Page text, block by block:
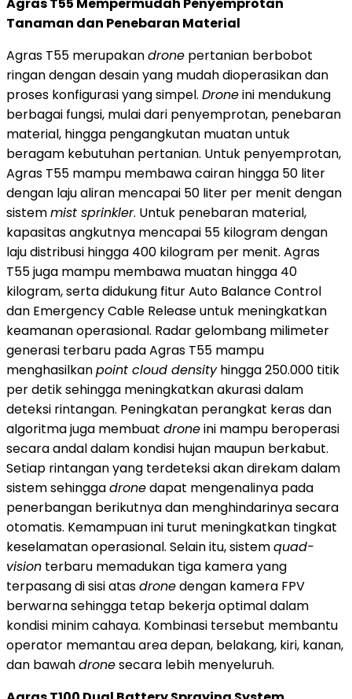
Tanaman dan Penebaran Material
Agras T55 merupakandrone pertanian berbobot
ringan dengan desain yang mudah dioperasikan dan
proses konfigurasi yang simpel. Droneini mendukung
berbagai fungsi, mulai dari penyemprotan, penebaran
material, hingga pengangkutan muatan untuk
beragam kebutuhan pertanian. Untuk penyemprotan,
Agras T55 mampu membawa cairan hingga 50 liter
dengan laju aliran mencapai 50 liter per menit dengan
sistemmist sprinkler. Untuk penebaran material,
kapasitas angkutnya mencapai 55 kilogram dengan
laju distribusi hingga 400 kilogram per menit. Agras
T55 juga mampu membawa muatan hingga 40
kilogram, serta didukung fitur Auto Balance Control
dan Emergency Cable Release untuk meningkatkan
keamanan operasional. Radar gelombang milimeter
generasi terbaru pada Agras T55 mampu
menghasilkanpoint cloud densityhingga 250.000 titik
per detik sehingga meningkatkan akurasi dalam
deteksi rintangan. Peningkatan perangkat keras dan
algoritma juga membuat droneini mampu beroperasi
secara andal dalam kondisi hujan maupun berkabut.
Setiap rintangan yang terdeteksi akan direkam dalam
sistem sehinggadronedapat mengenalinya pada
penerbangan berikutnya dan menghindarinya secara
otomatis. Kemampuan ini turut meningkatkan tingkat
keselamatan operasional. Selain itu, sistemquad-
vision terbaru memadukan tiga kamera yang
terpasang di sisi atasdronedengan kamera FPV
berwarna sehingga tetap bekerja optimal dalam
kondisi minim cahaya. Kombinasi tersebut membantu
operator memantau area depan, belakang, kiri, kanan,
dan bawahdronesecara lebih menyeluruh.